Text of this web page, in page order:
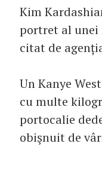
Kim
portret al
citat de
Un Kanye
cu multe
portocalie
obişnuit de